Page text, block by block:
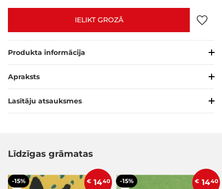
IELIKT GROZĀ
Produkta informācija
Apraksts
Lasītāju atsauksmes
Līdzīgas grāmatas
-15% € 1440 -15% € 1440